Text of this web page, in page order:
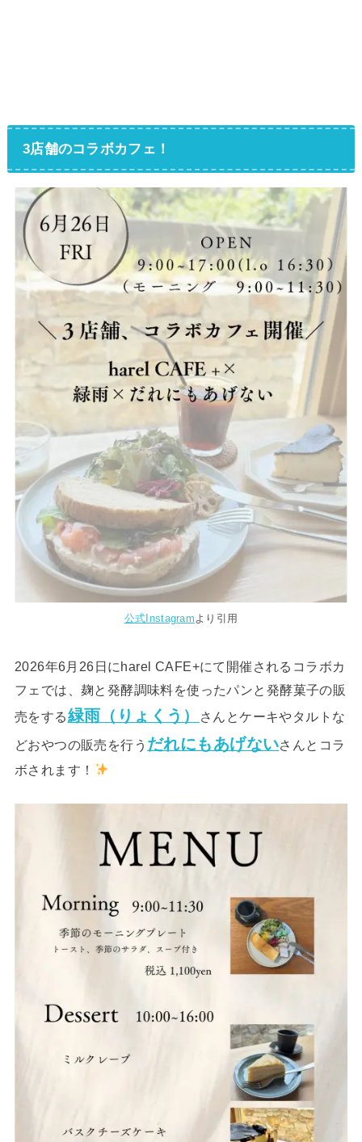
3店舗のコラボカフェ！
公式Instagramより引用
2026年6月26日にharel CAFE+にて開催されるコラボカ
フェでは、麹と発酵調味料を使ったパンと発酵菓子の販
売をする緑雨（りょくう）
さんとケーキやタルトな
どおやつの販売を行う だれにもあげないさんとコラ
ボされます！